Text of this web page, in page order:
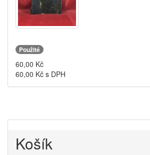
Použité
60,00 Kč
60,00 Kč s DPH
Košík